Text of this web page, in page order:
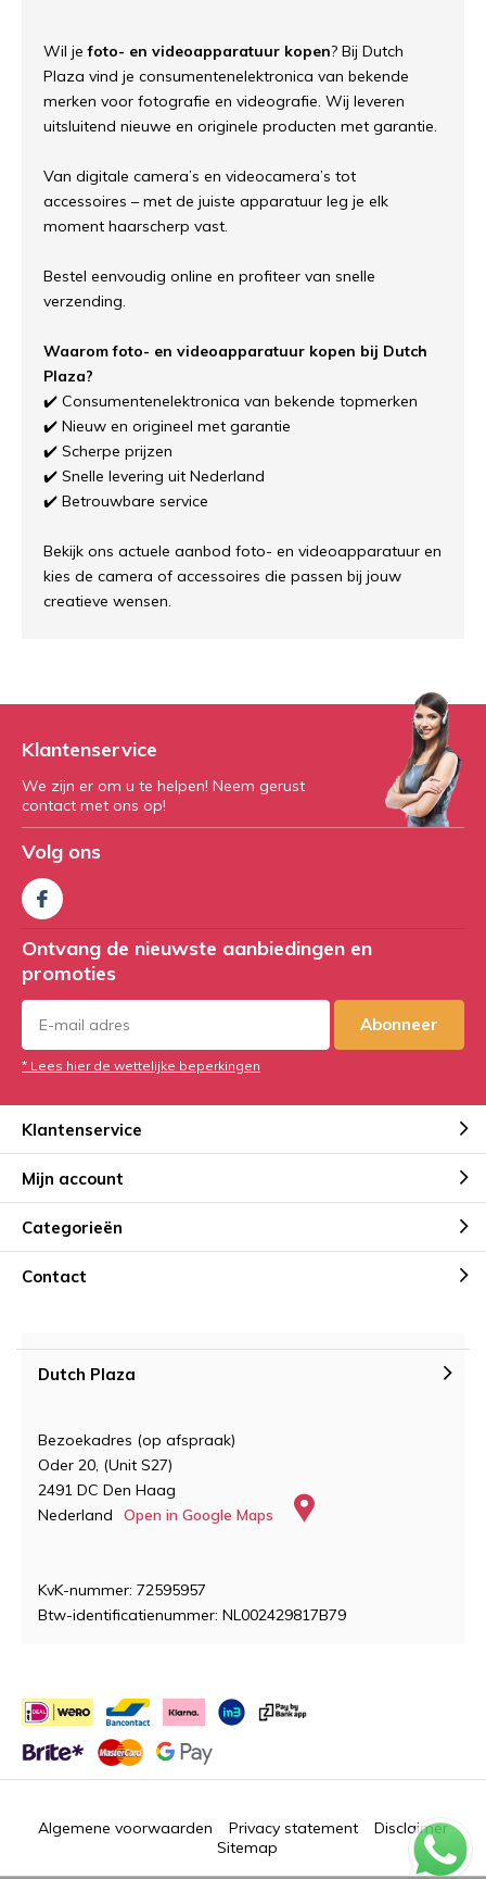
Wil jefoto- en videoapparatuur kopen? Bij Dutch
Plaza vind je consumentenelektronica van bekende
merken voor fotografie en videografie. Wij leveren
uitsluitend nieuwe en originele producten met garantie.
Van digitale camera’s en videocamera’s tot
accessoires – met de juiste apparatuur leg je elk
moment haarscherp vast.
Bestel eenvoudig online en profiteer van snelle
verzending.
Waarom foto- en videoapparatuur kopen bij Dutch
Plaza?
✔️ Consumentenelektronica van bekende topmerken
✔️ Nieuw en origineel met garantie
✔️ Scherpe prijzen
✔️ Snelle levering uit Nederland
✔️ Betrouwbare service
Bekijk ons actuele aanbod foto- en videoapparatuur en
kies de camera of accessoires die passen bij jouw
creatieve wensen.
Klantenservice
We zijn er om u te helpen! Neem gerust
contact met ons op!
Volg ons
Ontvang de nieuwste aanbiedingen en
promoties
Abonneer
* Lees hier de wettelijke beperkingen
Klantenservice
Mijn account
Categorieën
Contact
Dutch Plaza
Bezoekadres (op afspraak)
Oder 20, (Unit S27)
2491 DC Den Haag
Nederland
Open in Google Maps
KvK-nummer: 72595957
Btw-identificatienummer: NL002429817B79
Algemene voorwaarden Privacy statement
Disclaimer
Sitemap